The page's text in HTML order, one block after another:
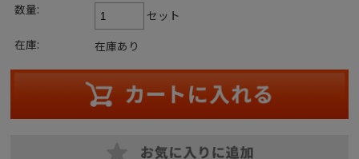
数量:
セット
在庫:
在庫あり